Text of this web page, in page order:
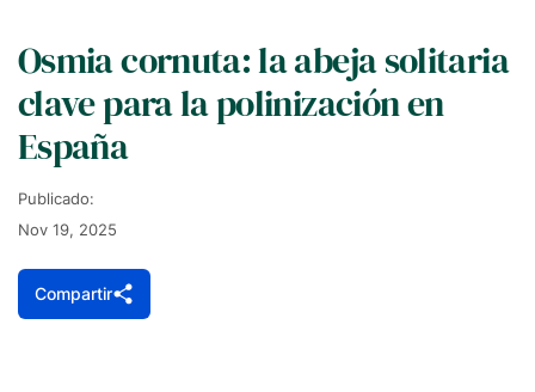
Osmia cornuta: la abeja solitaria
clave para la polinización en
España
Publicado:
Nov 19, 2025
Compartir